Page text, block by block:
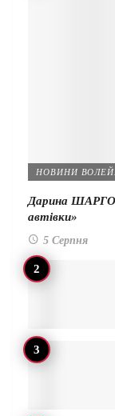
НОВИНИ
Дарина
автівки»
5 Серпня